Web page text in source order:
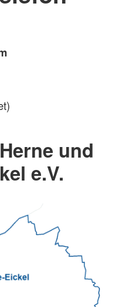
und
e.V.